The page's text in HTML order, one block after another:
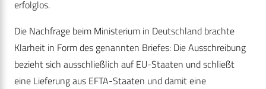
erfolglos.
Die Nachfrage beim Ministerium in Deutschland brachte
Klarheit in Form des genannten Briefes: Die Ausschreibung
bezieht sich ausschließlich auf EU-Staaten und schließt
eine Lieferung aus EFTA-Staaten und damit eine